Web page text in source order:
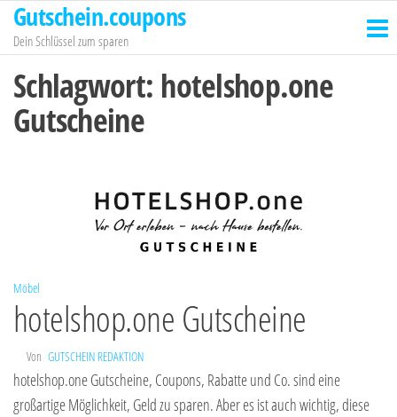
Zum
Inhalt
springen
Gutschein.coupons
Dein Schlüssel zum sparen
Schlagwort: hotelshop.one
Gutscheine
Möbel
hotelshop.one Gutscheine
Von GUTSCHEIN REDAKTION
hotelshop.one Gutscheine, Coupons, Rabatte und Co. sind eine
großartige Möglichkeit, Geld zu sparen. Aber es ist auch wichtig, diese